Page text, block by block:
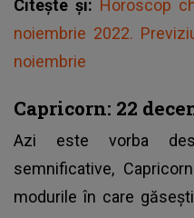
Citește și: Horoscop
noiembrie 2022.
noiembrie
Capricorn: 22
Azi este vorba
semnificative,
modurile în care